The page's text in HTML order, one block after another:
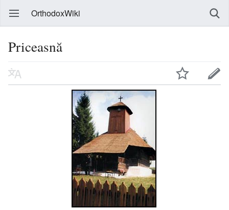
OrthodoxWiki
Priceasnă